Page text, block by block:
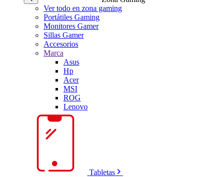
Ver todo en zona gaming
Portátiles Gaming
Monitores Gamer
Sillas Gamer
Accesorios
Marca
Asus
Hp
Acer
MSI
ROG
Lenovo
Tabletas